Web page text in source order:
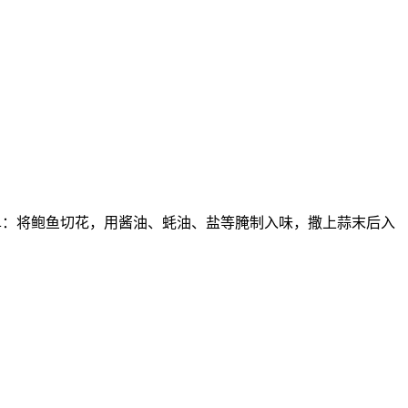
将鲍鱼切花，用酱油、蚝油、盐等腌制入味，撒上蒜末后入